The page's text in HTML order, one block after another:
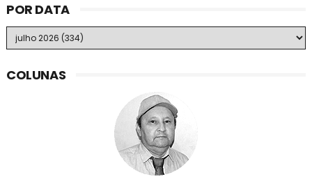
POR DATA
COLUNAS